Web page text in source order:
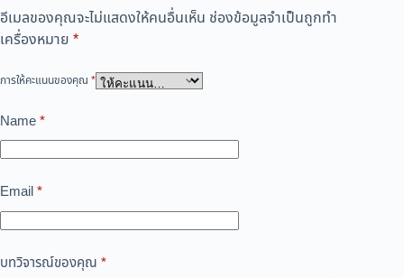
อีเมลของคุณจะไม่แสดงให้คนอื่นเห็น ช่องข้อมูลจำเป็นถูกทำ
เครื่องหมาย *
การให้คะแนนของคุณ *
Name*
Email*
บทวิจารณ์ของคุณ *